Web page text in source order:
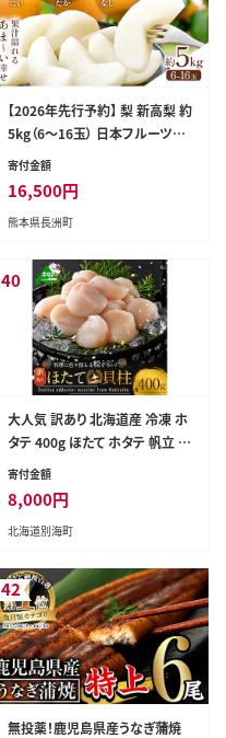
【2026年先行予約】 梨 新高梨 約
5kg（6～16玉） 日本フルーツ株
式会社《9月上旬-10月上旬頃出
物 フルーツ スイーツ デザート
ギフト ご贈答---sn_nfntn_ad9
寄付金額
16,500円
熊本県長洲町
40
大人気 訳あり 北海道産 冷凍 ホ
タテ 400g ほたて ホタテ 帆立 貝
柱 海鮮 魚介類 刺身 大粒 天然
すすめ 訳あり ）
寄付金額
8,000円
北海道別海町
42
無投薬！鹿児島県産うなぎ蒲焼